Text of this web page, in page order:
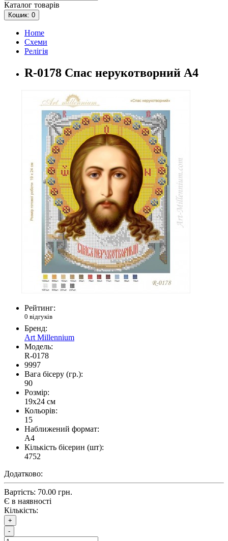
Каталог товарів
Кошик: 0
Home
Схеми
Релігія
R-0178 Спас нерукотворний А4
Рейтинг:
0 відгуків
Бренд:
Art Millennium
Модель:
R-0178
9997
Вага бісеру (гр.):
90
Розмір:
19x24 см
Кольорів:
15
Наближений формат:
A4
Кількість бісерин (шт):
4752
Додатково:
Вартість: 70.00 грн.
Є в наявності
Кількість:
+
-